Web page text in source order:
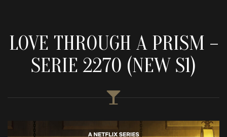
LOVE THROUGH A PRISM –
SERIE 2270 (NEW S1)